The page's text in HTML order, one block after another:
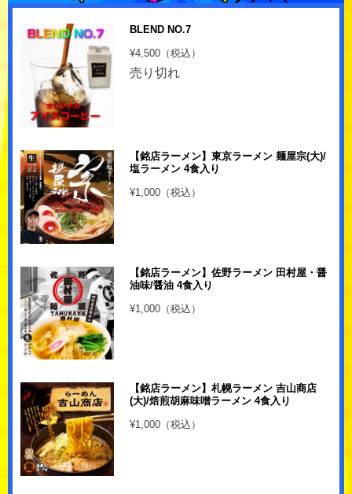
BLEND NO.7
¥4,500（税込）
売り切れ
【銘店ラーメン】東京ラーメン 麺屋宗(大)/
塩ラーメン 4食入り
¥1,000（税込）
【銘店ラーメン】佐野ラーメン 田村屋・醤
油味/醤油 4食入り
¥1,000（税込）
【銘店ラーメン】札幌ラーメン 吉山商店
(大)/焙煎胡麻味噌ラーメン 4食入り
¥1,000（税込）